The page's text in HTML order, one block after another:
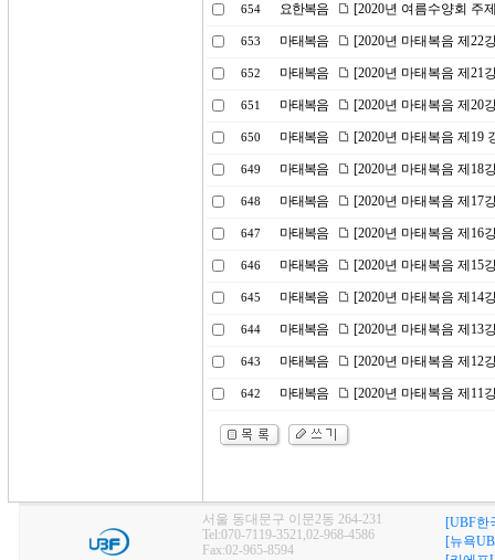
654 요한복음 [2020년 여름수양회 주
653 마태복음 [2020년 마태복음 제22
652 마태복음 [2020년 마태복음 제21
651 마태복음 [2020년 마태복음 제20
650 마태복음 [2020년 마태복음 제19
649 마태복음 [2020년 마태복음 제18
648 마태복음 [2020년 마태복음 제17
647 마태복음 [2020년 마태복음 제16
646 마태복음 [2020년 마태복음 제15
645 마태복음 [2020년 마태복음 제14
644 마태복음 [2020년 마태복음 제13
643 마태복음 [2020년 마태복음 제12
642 마태복음 [2020년 마태복음 제11
서울 동대문구 이문2동 264-231
Tel:070-7119-3521,02-968-4586
Fax:02-965-8594
[UBF한
[뉴욕